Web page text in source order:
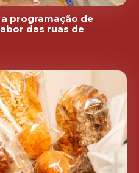
a programação de
das ruas de